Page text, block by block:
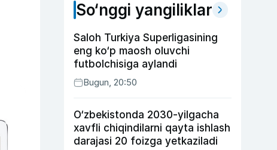
So‘nggi yangiliklar
Saloh Turkiya Superligasining
eng ko‘p maosh oluvchi
futbolchisiga aylandi
Bugun, 20:50
O‘zbekistonda 2030-yilgacha
xavfli chiqindilarni qayta ishlash
darajasi 20 foizga yetkaziladi